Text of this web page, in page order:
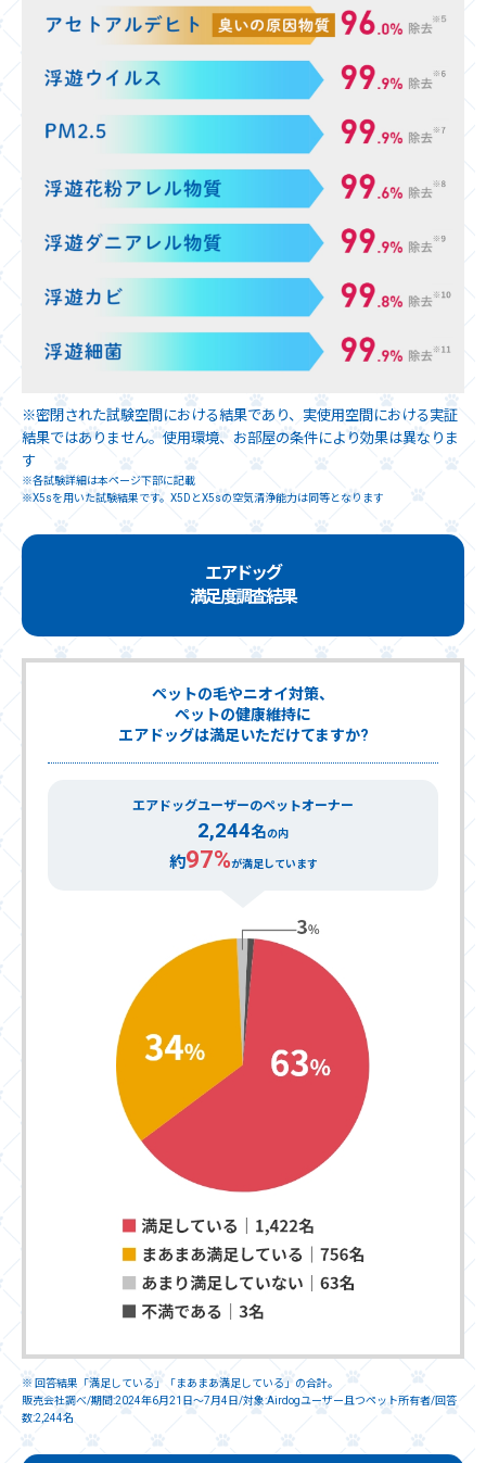
※密閉された試験空間における結果であり、実使用空間における実証
結果ではありません。使用環境、お部屋の条件により効果は異なりま
す
※各試験詳細は本ページ下部に記載
※X5sを用いた試験結果です。X5DとX5sの空気清浄能力は同等となります
エアドッグ
満足度調査結果
ペットの毛やニオイ対策、
ペットの健康維持に
エアドッグは満足いただけてますか?
エアドッグユーザーのペットオーナー
2,244名の内
約97%が満足しています
※ 回答結果「満足している」「まあまあ満足している」の合計。
販売会社調べ/期間:2024年6月21日～7月4日/対象:Airdogユーザー且つペット所有者/回答
数:2,244名